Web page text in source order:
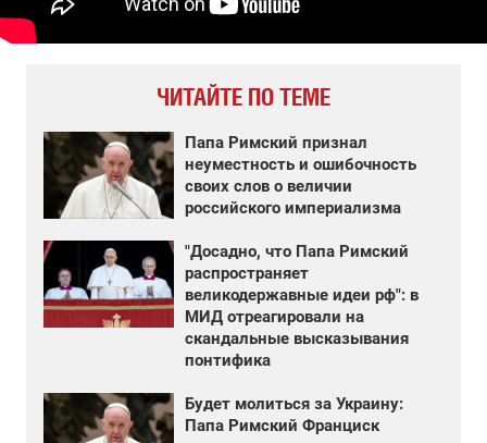
ЧИТАЙТЕ ПО ТЕМЕ
Папа Римский признал
неуместность и ошибочность
своих слов о величии
российского империализма
"Досадно, что Папа Римский
распространяет
великодержавные идеи рф": в
МИД отреагировали на
скандальные высказывания
понтифика
Будет молиться за Украину:
Папа Римский Франциск